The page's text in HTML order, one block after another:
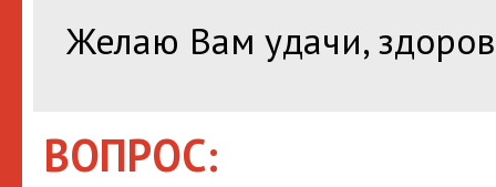
Желаю Вам удачи,
ВОПРОС: